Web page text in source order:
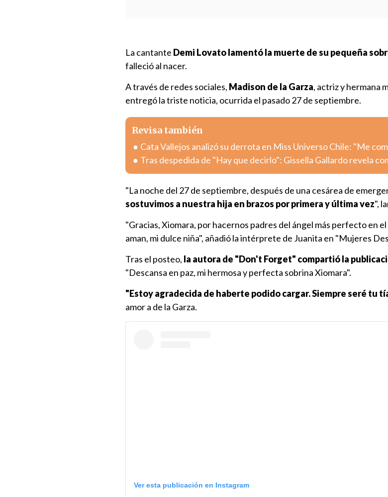
La cantante Demi Lovato lamentó la muerte de su pequeña
falleció al nacer.
A través de redes sociales, Madison de la Garza, actriz y hermana
entregó la triste noticia, ocurrida el pasado 27 de septiembre.
Revisa también
Cata Vallejos analizó su derrota en Miss Universo Chile: "Me
Tras despedida de "Hay que decirlo": Gissella Gallardo revela
"La noche del 27 de septiembre, después de una cesárea de
sostuvimos a nuestra hija en brazos por primera y última vez",
"Gracias, Xiomara, por hacernos padres del ángel más perfecto en
aman, mi dulce niña", añadió la intérprete de Juanita en "Mujeres
Tras el posteo, la autora de "Don't Forget" compartió la
"Descansa en paz, mi hermosa y perfecta sobrina Xiomara".
"Estoy agradecida de haberte podido cargar. Siempre seré tu
amor a de la Garza.
Ver esta publicación en Instagram